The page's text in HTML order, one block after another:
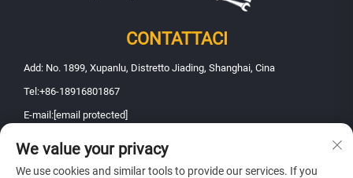
CONTATTACI
Add: No. 1899, Xupanlu, Distretto Jiading, Shanghai, Cina
Tel:+86-18916801867
E-mail: [email protected]
Copyright © 2026 Shanghai Fanbao Automobile Maintenance Equipment
We value your privacy
We use cookies and similar tools to provide our services. If you